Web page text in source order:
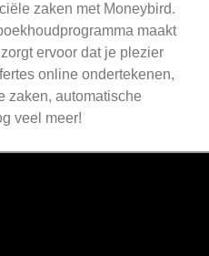
zaken met Moneybird.
maakt
ervoor dat je plezier
online ondertekenen,
zaken, automatische
veel meer!